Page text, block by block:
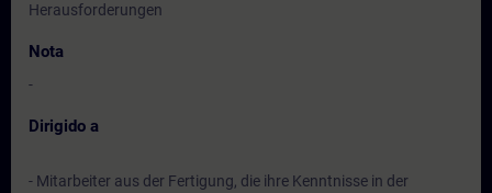
Herausforderungen
Nota
-
Dirigido a
- Mitarbeiter aus der Fertigung, die ihre Kenntnisse in der